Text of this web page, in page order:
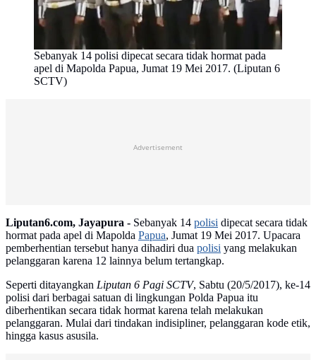
Sebanyak 14 polisi dipecat secara tidak hormat pada
apel di Mapolda Papua, Jumat 19 Mei 2017. (Liputan 6
SCTV)
Advertisement
Liputan6.com, Jayapura - Sebanyak 14 polisi dipecat secara tidak
hormat pada apel di Mapolda Papua, Jumat 19 Mei 2017. Upacara
pemberhentian tersebut hanya dihadiri dua polisi yang melakukan
pelanggaran karena 12 lainnya belum tertangkap.
Seperti ditayangkan Liputan 6 Pagi SCTV, Sabtu (20/5/2017), ke-14
polisi dari berbagai satuan di lingkungan Polda Papua itu
diberhentikan secara tidak hormat karena telah melakukan
pelanggaran. Mulai dari tindakan indisipliner, pelanggaran kode etik,
hingga kasus asusila.